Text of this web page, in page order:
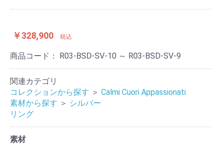
￥328,900 税込
商品コード： R03-BSD-SV-10 ～ R03-BSD-SV-9
関連カテゴリ
コレクションから探す ＞ Calmi Cuori Appassionati
素材から探す ＞ シルバー
リング
素材